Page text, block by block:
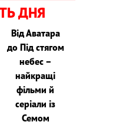
ДНЯ
Від Аватара
до Під стягом
небес –
найкращі
фільми й
серіали із
Семом